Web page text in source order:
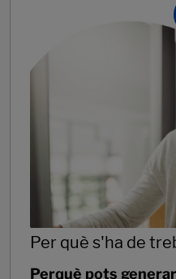
Per què s'ha de
Perquè pots